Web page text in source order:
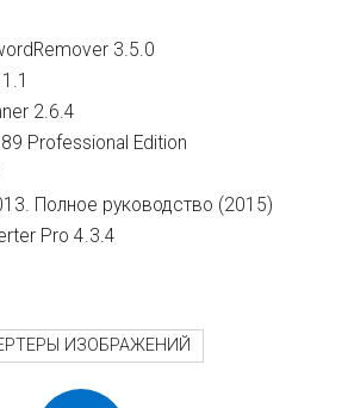
3.5.0
2.6.4
Professional Edition
Полное руководство (2015)
Pro 4.3.4
ИЗОБРАЖЕНИЙ